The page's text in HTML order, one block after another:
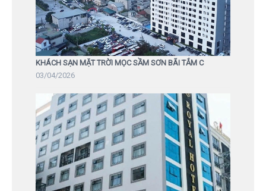
KHÁCH SẠN MẶT TRỜI MỌC SẦM SƠN BÃI TẮM C
03/04/2026